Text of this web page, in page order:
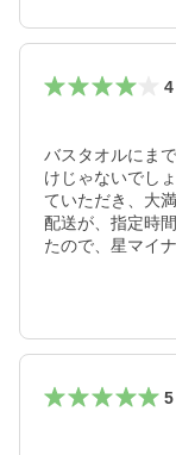
4
バスタオルにま
けじゃないでし
ていただき、大
配送が、指定時
たので、星マイ
5